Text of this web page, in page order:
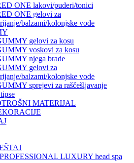
ONE lakovi/puderi/tonici
ONE gelovi za
balzami/kolonjske vode
gelovi za kosu
voskovi za kosu
njega brade
gelovi za
balzami/kolonjske vode
sprejevi za raščešljavanje
MATERIJAL
LUXURY head spa